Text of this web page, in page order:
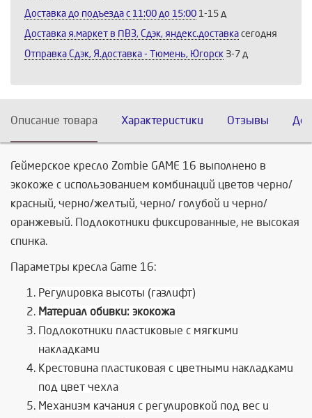
Доставка до подъезда c 11:00 до 15:00 1-15 д
Доставка я.маркет в ПВЗ, Сдэк, яндекс.доставка сегодня
Отправка Сдэк, Я.доставка - Тюмень, Югорск 3-7 д
Описание товара Характеристики Отзывы
Геймерское кресло Zombie GAME 16 выполнено в
экокоже с использованием комбинаций цветов черно/
красный, черно/желтый, черно/ голубой и черно/
оранжевый. Подлокотники фиксированные, не высокая
спинка.
Параметры кресла Game 16:
Регулировка высоты (газлифт)
Материал обивки: экокожа
Подлокотники пластиковые с мягкими
накладками
Крестовина пластиковая с цветными накладками
под цвет чехла
Механизм качания с регулировкой под вес и